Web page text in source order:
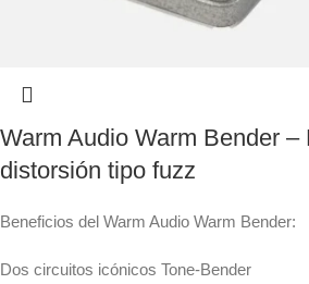
Warm Audio Warm Bender –
distorsión tipo fuzz
Beneficios del Warm Audio Warm Bender:
Dos circuitos icónicos Tone-Bender